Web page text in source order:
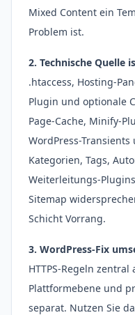
Mixed Content ein
Problem ist.
2. Technische Quelle
.htaccess, Hosting-
Plugin und optionale
Page-Cache, Minify-
WordPress-
Kategorien, Tags,
Weiterleitungs-
Sitemap
Schicht Vorrang.
3. WordPress-Fix
HTTPS-Regeln
Plattformebene und
separat. Nutzen Sie